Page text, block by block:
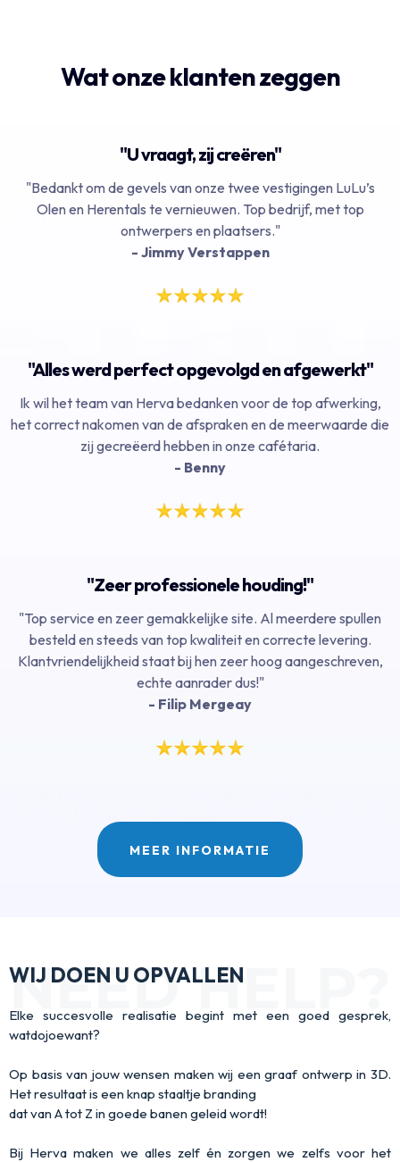
Wat onze klanten zeggen
"U vraagt, zij creëren"
"Bedankt om de gevels van onze twee vestigingen LuLu’s
Olen en Herentals te vernieuwen. Top bedrijf, met top
ontwerpers en plaatsers."
- Jimmy Verstappen
"Alles werd perfect opgevolgd en afgewerkt"
Ik wil het team van Herva bedanken voor de top afwerking,
het correct nakomen van de afspraken en de meerwaarde die
zij gecreëerd hebben in onze cafétaria.
- Benny
"Zeer professionele houding!"
"Top service en zeer gemakkelijke site. Al meerdere spullen
besteld en steeds van top kwaliteit en correcte levering.
Klantvriendelijkheid staat bij hen zeer hoog aangeschreven,
echte aanrader dus!"
- Filip Mergeay
MEER INFORMATIE
WIJ DOEN U OPVALLEN
Elke succesvolle realisatie begint met een goed gesprek,
watdojoewant?
Op basis van jouw wensen maken wij een graaf ontwerp in 3D.
Het resultaat is een knap staaltje branding
dat van A tot Z in goede banen geleid wordt!
Bij Herva maken we alles zelf én zorgen we zelfs voor het